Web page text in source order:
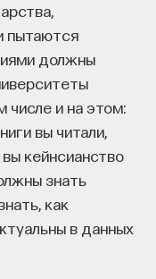
пытаются
должны
числе и на этом:
вы читали,
кейнсианство
знать
как
в данных
звучит
с папой меня
— (было
поступать
я закончила
своим планам.
Проблема
Западной